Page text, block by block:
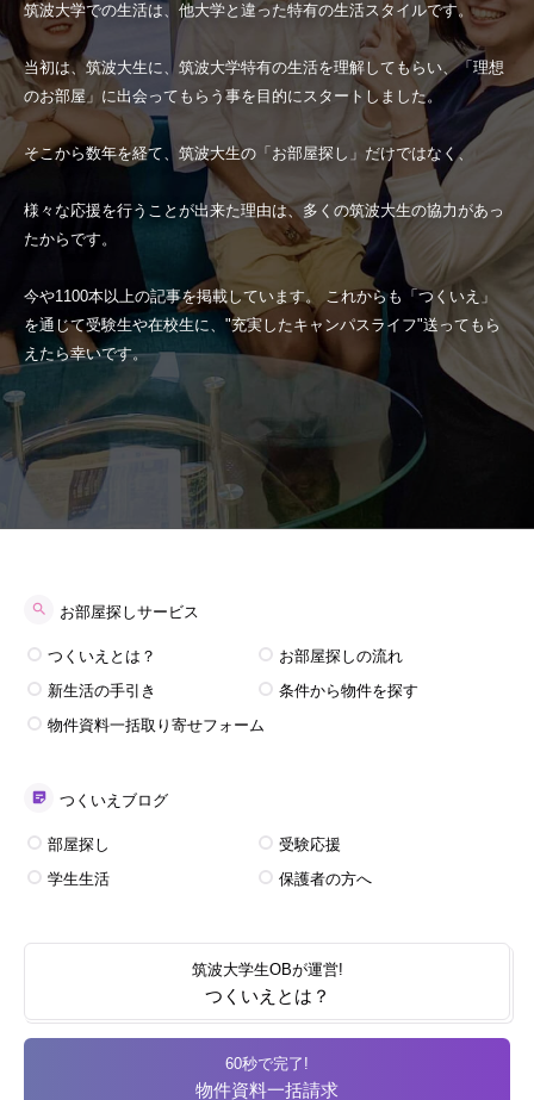
筑波大学での生活は、他大学と違った特有の生活スタイルです。
当初は、筑波大生に、筑波大学特有の生活を理解してもらい、「理想
のお部屋」に出会ってもらう事を目的にスタートしました。
そこから数年を経て、筑波大生の「お部屋探し」だけではなく、
様々な応援を行うことが出来た理由は、多くの筑波大生の協力があっ
たからです。
今や1100本以上の記事を掲載しています。 これからも「つくいえ」
を通じて受験生や在校生に、"充実したキャンパスライフ"送ってもら
えたら幸いです。
お部屋探しサービス
つくいえとは？
お部屋探しの流れ
新生活の手引き
条件から物件を探す
物件資料一括取り寄せフォーム
つくいえブログ
部屋探し
受験応援
学生生活
保護者の方へ
筑波大学生OBが運営!
つくいえとは？
60秒で完了!
物件資料一括請求